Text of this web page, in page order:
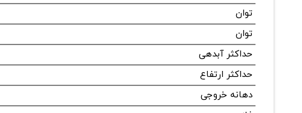
توان
توان
حداکثر آبدهی
حداکثر ارتفاع
دهانه خروجی